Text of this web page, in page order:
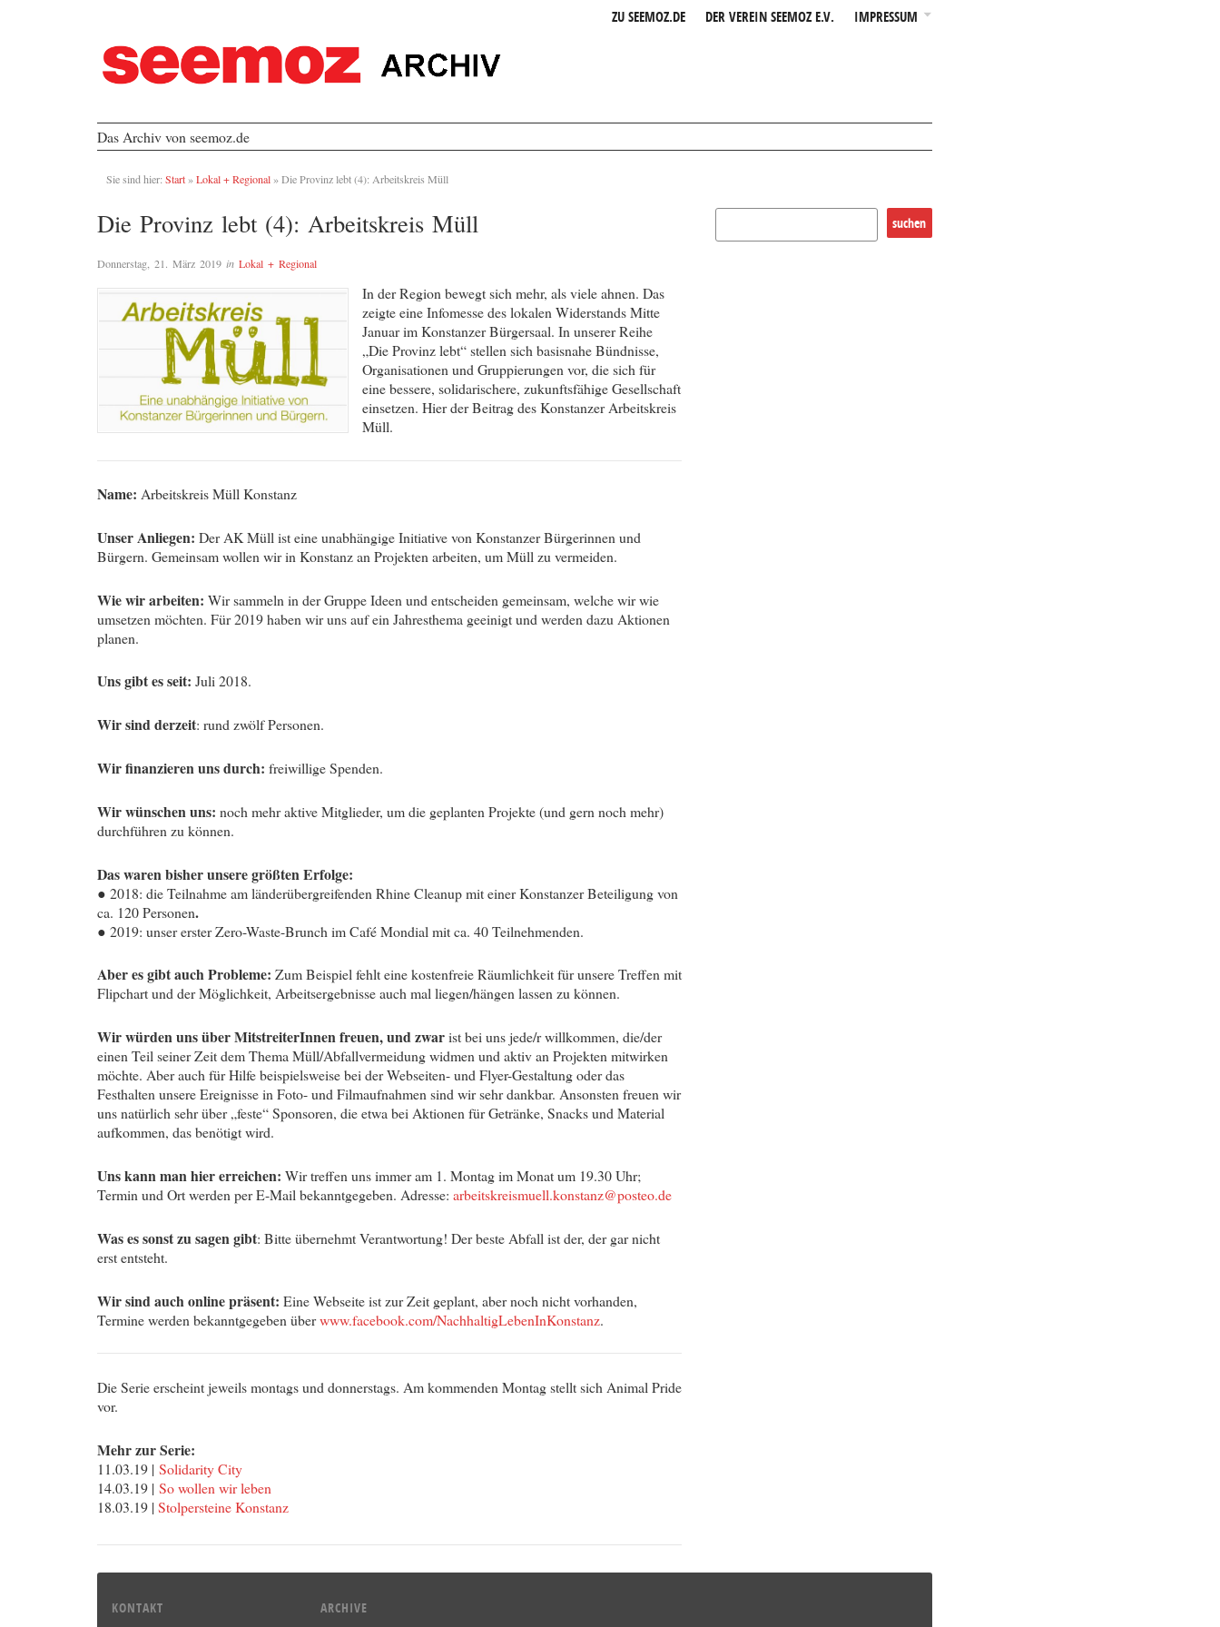
ZU SEEMOZ.DE DER VEREIN SEEMOZ E.V. IMPRESSUM
Das Archiv von seemoz.de
Sie sind hier: Start »Lokal + Regional »Die Provinz lebt (4): Arbeitskreis Müll
Die Provinz lebt (4): Arbeitskreis Müll
Donnerstag, 21. März 2019 in Lokal + Regional
In der Region bewegt sich mehr, als viele ahnen. Das
zeigte eine Infomesse des lokalen Widerstands Mitte
Januar im Konstanzer Bürgersaal. In unserer Reihe
„Die Provinz lebt“ stellen sich basisnahe Bündnisse,
Organisationen und Gruppierungen vor, die sich für
eine bessere, solidarischere, zukunftsfähige Gesellschaft
einsetzen. Hier der Beitrag des Konstanzer Arbeitskreis
Müll.
Name: Arbeitskreis Müll Konstanz
Unser Anliegen: Der AK Müll ist eine unabhängige Initiative von Konstanzer Bürgerinnen und
Bürgern. Gemeinsam wollen wir in Konstanz an Projekten arbeiten, um Müll zu vermeiden.
Wie wir arbeiten: Wir sammeln in der Gruppe Ideen und entscheiden gemeinsam, welche wir wie
umsetzen möchten. Für 2019 haben wir uns auf ein Jahresthema geeinigt und werden dazu Aktionen
planen.
Uns gibt es seit: Juli 2018.
Wir sind derzeit: rund zwölf Personen.
Wir finanzieren uns durch: freiwillige Spenden.
Wir wünschen uns: noch mehr aktive Mitglieder, um die geplanten Projekte (und gern noch mehr)
durchführen zu können.
Das waren bisher unsere größten Erfolge:
● 2018: die Teilnahme am länderübergreifenden Rhine Cleanup mit einer Konstanzer Beteiligung von
ca. 120 Personen.
● 2019: unser erster Zero-Waste-Brunch im Café Mondial mit ca. 40 Teilnehmenden.
Aber es gibt auch Probleme: Zum Beispiel fehlt eine kostenfreie Räumlichkeit für unsere Treffen mit
Flipchart und der Möglichkeit, Arbeitsergebnisse auch mal liegen/hängen lassen zu können.
Wir würden uns über MitstreiterInnen freuen, und zwarist bei uns jede/r willkommen, die/der
einen Teil seiner Zeit dem Thema Müll/Abfallvermeidung widmen und aktiv an Projekten mitwirken
möchte. Aber auch für Hilfe beispielsweise bei der Webseiten- und Flyer-Gestaltung oder das
Festhalten unsere Ereignisse in Foto- und Filmaufnahmen sind wir sehr dankbar. Ansonsten freuen wir
uns natürlich sehr über „feste“ Sponsoren, die etwa bei Aktionen für Getränke, Snacks und Material
aufkommen, das benötigt wird.
Uns kann man hier erreichen: Wir treffen uns immer am 1. Montag im Monat um 19.30 Uhr;
Termin und Ort werden per E-Mail bekanntgegeben. Adresse: arbeitskreismuell.konstanz@posteo.de
Was es sonst zu sagen gibt: Bitte übernehmt Verantwortung! Der beste Abfall ist der, der gar nicht
erst entsteht.
Wir sind auch online präsent: Eine Webseite ist zur Zeit geplant, aber noch nicht vorhanden,
Termine werden bekanntgegeben überwww.facebook.com/NachhaltigLebenInKonstanz.
Die Serie erscheint jeweils montags und donnerstags. Am kommenden Montag stellt sich Animal Pride
vor.
Mehr zur Serie:
11.03.19 | Solidarity City
14.03.19 | So wollen wir leben
18.03.19 | Stolpersteine Konstanz
KONTAKT ARCHIVE